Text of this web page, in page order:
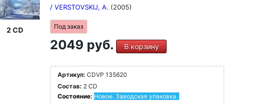
2 CD
/ VERSTOVSKIJ, A. (2005)
Под заказ
2049 руб. В корзину
Артикул: CDVP 135620
Состав: 2 CD
Состояние: Новое. Заводская упаковка.